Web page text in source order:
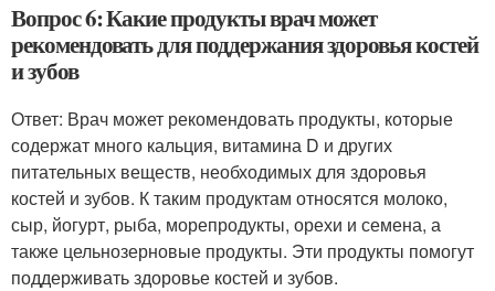
Вопрос 6: Какие продукты врач может
рекомендовать для поддержания здоровья костей
и зубов
Ответ: Врач может рекомендовать продукты, которые
содержат много кальция, витамина D и других
питательных веществ, необходимых для здоровья
костей и зубов. К таким продуктам относятся молоко,
сыр, йогурт, рыба, морепродукты, орехи и семена, а
также цельнозерновые продукты. Эти продукты помогут
поддерживать здоровье костей и зубов.